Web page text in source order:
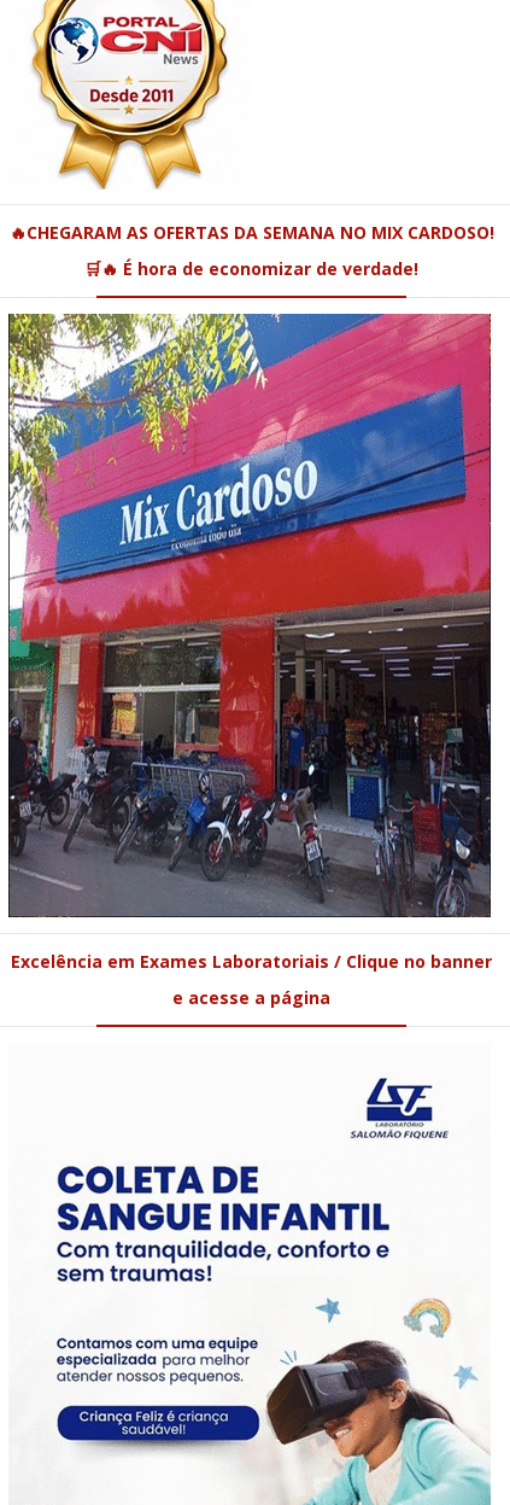
🔥CHEGARAM AS OFERTAS DA SEMANA NO MIX CARDOSO!
🛒🔥 É hora de economizar de verdade!
Excelência em Exames Laboratoriais / Clique no banner
e acesse a página